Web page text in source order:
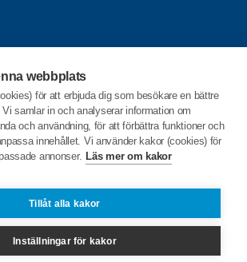
webbplats
för att erbjuda dig som besökare en bättre
samlar in och analyserar information om
och användning, för att förbättra funktioner och
innehållet. Vi använder kakor (cookies) för
annonser. Läs mer om kakor
Tillåt alla kakor
Inställningar för kakor